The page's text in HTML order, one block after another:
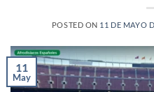
POSTED ON 11 DE MAYO
11
May